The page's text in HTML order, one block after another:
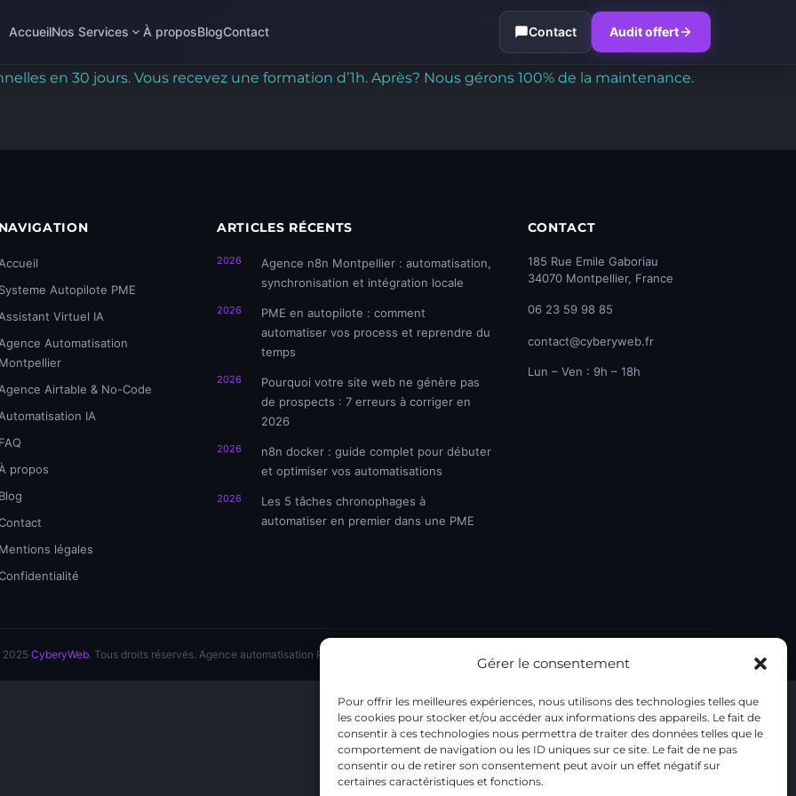
Gérer le consentement
Pour offrir les meilleures expériences, nous utilisons des technologies telles que
les cookies pour stocker et/ou accéder aux informations des appareils. Le fait de
consentir à ces technologies nous permettra de traiter des données telles que le
comportement de navigation ou les ID uniques sur ce site. Le fait de ne pas
consentir ou de retirer son consentement peut avoir un effet négatif sur
certaines caractéristiques et fonctions.
AccueilNos Services À proposBlogContact Contact Audit offert
en 30 jours. Vous recevez une formation d’1h. Après? Nous gérons 100% de la maintenance.
Autopilote PME
Virtuel IA
Automatisation
Airtable & No-Code
IA
propos
légales
ARTICLES RÉCENTS
2026
Agence n8n Montpellier : automatisation,
synchronisation et intégration locale
2026
PME en autopilote : comment
automatiser vos process et reprendre du
temps
2026
Pourquoi votre site web ne génère pas
de prospects : 7 erreurs à corriger en
2026
2026
n8n docker : guide complet pour débuter
et optimiser vos automatisations
2026
Les 5 tâches chronophages à
automatiser en premier dans une PME
CONTACT
185 Rue Emile Gaboriau
34070 Montpellier, France
06 23 59 98 85
contact@cyberyweb.fr
Lun – Ven : 9h – 18h
CyberyWeb . Tous droits réservés. Agence automatisation PME – Montpellier.